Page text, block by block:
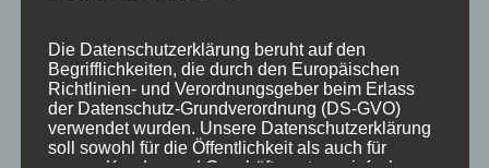
Event Flechten flechten lernen Flechtkunst
Flechtkurs Flechtkurse Flechttechnik Flechtwerkstatt
Garten Gartenausstellung Handwerk
Die Datenschutzerklärung beruht auf den
Begrifflichkeiten, die durch den Europäischen
Richtlinien- und Verordnungsgeber beim Erlass
der Datenschutz-Grundverordnung (DS-GVO)
verwendet wurden. Unsere Datenschutzerklärung
soll sowohl für die Öffentlichkeit als auch für